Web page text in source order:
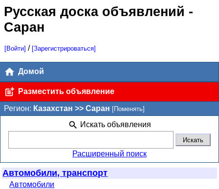
Русская доска объявлений -
Саран
[Войти] / [Зарегистрироваться]
Домой
Разместить объявление
Регион: Казахстан >> Саран [Поменять]
Искать объявления
Расширенный поиск
Автомобили, транспорт
Автомобили